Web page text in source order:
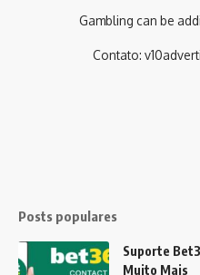
Gambling can be
Contato:
Posts populares
Suporte
Muito Mais